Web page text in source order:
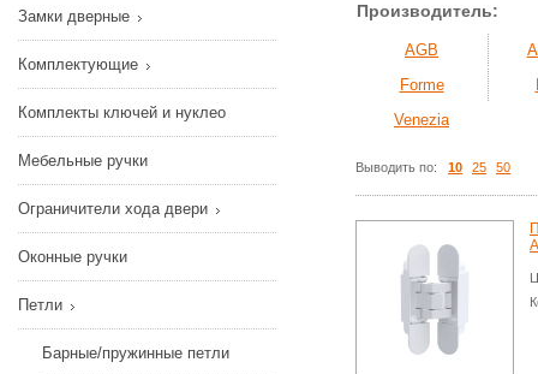
Замки дверные
Комплектующие
Комплекты ключей и нуклео
Мебельные ручки
Ограничители хода двери
Оконные ручки
Петли
Барные/пружинные петли
Производитель:
AGB
Forme
Venezia
Выводить по: 10 25 50